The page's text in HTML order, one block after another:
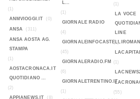
(1)
ANMVIOGGI.IT
(0)
ANSA (311)
ANSA AOSTA AG.
STAMPA
(1)
AOSTACRONACA.IT
QUOTIDIANO ...
(2)
APPIANEWS.IT
(8)
L...
(1)
GIORNALE RADIO
(4)
(45)
GIORNALERADIO.FM
(6)
GIORNALETRENTINO.IT
(1)
(1)
LA VOCE
LINE
(2)
(1)
(55)